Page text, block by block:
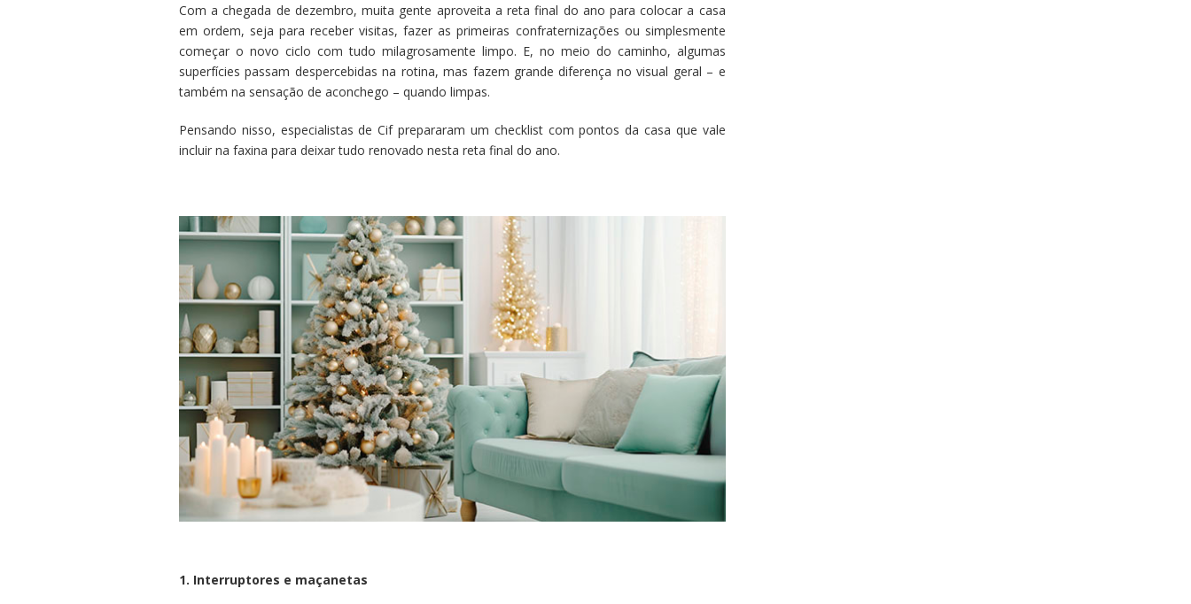
Com a chegada de dezembro, muita gente aproveita a reta final do ano para colocar a casa
em ordem, seja para receber visitas, fazer as primeiras confraternizações ou simplesmente
começar o novo ciclo com tudo milagrosamente limpo. E, no meio do caminho, algumas
superfícies passam despercebidas na rotina, mas fazem grande diferença no visual geral – e
também na sensação de aconchego – quando limpas.
Pensando nisso, especialistas de Cif prepararam um checklist com pontos da casa que vale
incluir na faxina para deixar tudo renovado nesta reta final do ano.
1. Interruptores e maçanetas